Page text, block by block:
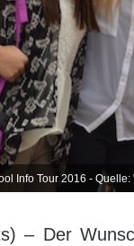
Info Tour 2016 -
– Der